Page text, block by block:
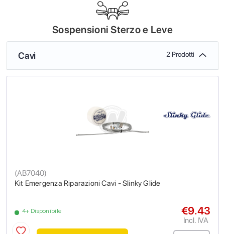
Sospensioni Sterzo e Leve
Cavi 2 Prodotti
Kit Emergenza Riparazioni Cavi - Slinky Glide
(AB7040)
4+ Disponibile €9.43
Incl. IVA